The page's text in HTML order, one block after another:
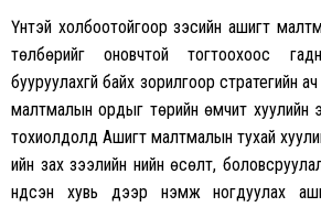
Үүнтэй холбоотойгоор зэсийн ашигт
төлбөрийг оновчтой тогтоохоос
бууруулахгүй байх зорилгоор стратегийн
малтмалын ордыг төрийн өмчит хуулийн
тохиолдолд Ашигт малтмалын тухай
ийн зах зээлийн үнийн өсөлт,
үндсэн хувь дээр нэмж ногдуулах